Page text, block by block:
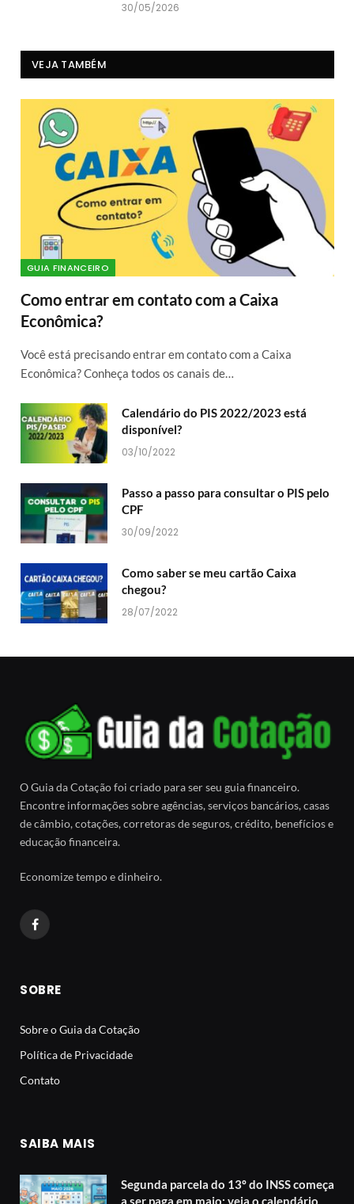
30/05/2026
VEJA TAMBÉM
GUIA FINANCEIRO
Como entrar em contato com a Caixa
Econômica?
Você está precisando entrar em contato com a Caixa
Econômica? Conheça todos os canais de…
Calendário do PIS 2022/2023 está
disponível?
03/10/2022
Passo a passo para consultar o PIS pelo
CPF
30/09/2022
Como saber se meu cartão Caixa
chegou?
28/07/2022
O Guia da Cotação foi criado para ser seu guia financeiro.
Encontre informações sobre agências, serviços bancários, casas
de câmbio, cotações, corretoras de seguros, crédito, benefícios e
educação financeira.
Economize tempo e dinheiro.
Facebook
SOBRE
Sobre o Guia da Cotação
Política de Privacidade
Contato
SAIBA MAIS
Segunda parcela do 13º do INSS começa
a ser paga em maio: veja o calendário